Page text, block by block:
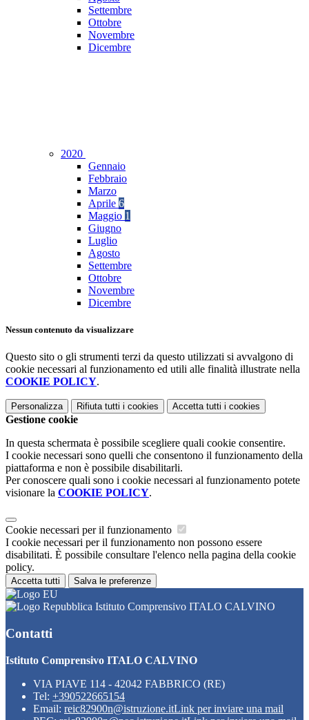
Settembre
Ottobre
Novembre
Dicembre
2020
Gennaio
Febbraio
Marzo
Aprile 6
Maggio 1
Giugno
Luglio
Agosto
Settembre
Ottobre
Novembre
Dicembre
Nessun contenuto da visualizzare
Questo sito o gli strumenti terzi da questo utilizzati si avvalgono di
cookie necessari al funzionamento ed utili alle finalità illustrate nella
COOKIE POLICY.
Personalizza Rifiuta tutti i cookies Accetta tutti i cookies
Gestione cookie
In questa schermata è possibile scegliere quali cookie consentire.
I cookie necessari sono quelli che consentono il funzionamento della
piattaforma e non è possibile disabilitarli.
Per conoscere quali sono i cookie necessari al funzionamento potete
visionare la COOKIE POLICY.
Cookie necessari per il funzionamento
I cookie necessari per il funzionamento non possono essere
disabilitati. È possibile consultare l'elenco nella pagina della cookie
policy.
Accetta tutti Salva le preferenze
Istituto Comprensivo ITALO CALVINO
Contatti
Istituto Comprensivo ITALO CALVINO
VIA PIAVE 114 - 42042 FABBRICO (RE)
Tel: +390522665154
Email: reic82900n@istruzione.itLink per inviare una mail